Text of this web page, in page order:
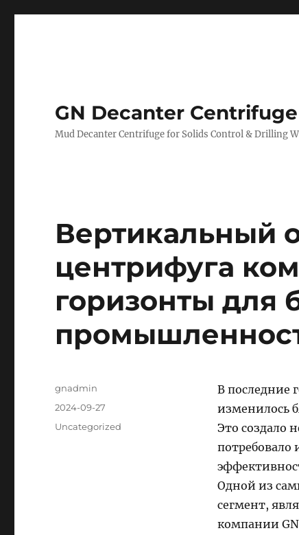
GN Decanter Centrifuge
Mud Decanter Centrifuge for Solids Control & Drilling
Вертикальный
центрифуга
горизонты для
В последние
изменилось
Это создало
Одной из
сегмент,
компании
Author
gnadmin
Posted
2024-09-27
Categories
Uncategorized